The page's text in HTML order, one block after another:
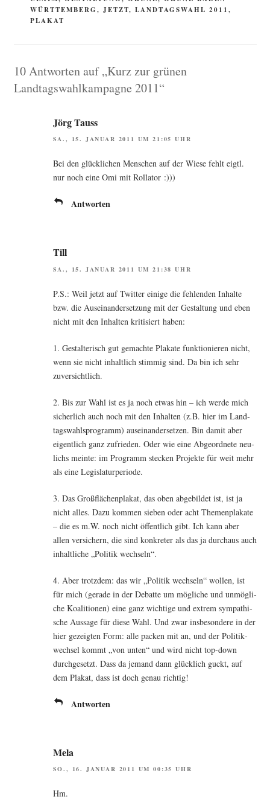
WÜRTTEMBERG, JETZT, LANDTAGSWAHL 2011,
PLAKAT
10 Antworten auf „Kurz zur grünen
Landtagswahlkampagne 2011“
Jörg Tauss
SA., 15. JANUAR 2011 UM 21:05 UHR
Bei den glück­li­chen Men­schen auf der Wie­se fehlt eigtl.
nur noch eine Omi mit Rollator :)))
Antworten
Till
SA., 15. JANUAR 2011 UM 21:38 UHR
P.S.: Weil jetzt auf Twit­ter eini­ge die feh­len­den Inhal­te
bzw. die Aus­ein­an­der­set­zung mit der Gestal­tung und eben
nicht mit den Inhal­ten kri­ti­siert haben:
1. Gestal­te­risch gut gemach­te Pla­ka­te funk­tio­nie­ren nicht,
wenn sie nicht inhalt­lich stim­mig sind. Da bin ich sehr
zuversichtlich.
2. Bis zur Wahl ist es ja noch etwas hin – ich wer­de mich
sicher­lich auch noch mit den Inhal­ten (z.B. hier im Land­
tags­wahlspro­gramm) aus­ein­an­der­set­zen. Bin damit aber
eigent­lich ganz zufrie­den. Oder wie eine Abge­ord­ne­te neu­
lichs mein­te: im Pro­gramm ste­cken Pro­jek­te für weit mehr
als eine Legislaturperiode.
3. Das Groß­flä­chen­pla­kat, das oben abge­bil­det ist, ist ja
nicht alles. Dazu kom­men sie­ben oder acht The­men­pla­ka­te
– die es m.W. noch nicht öffent­lich gibt. Ich kann aber
allen ver­si­chern, die sind kon­kre­ter als das ja durch­aus auch
inhalt­li­che „Poli­tik wechseln“.
4. Aber trotz­dem: das wir „Poli­tik wech­seln“ wol­len, ist
für mich (gera­de in der Debat­te um mög­li­che und unmög­li­
che Koali­tio­nen) eine ganz wich­ti­ge und extrem sym­pa­thi­
sche Aus­sa­ge für die­se Wahl. Und zwar ins­be­son­de­re in der
hier gezeig­ten Form: alle packen mit an, und der Poli­tik­
wech­sel kommt „von unten“ und wird nicht top-down
durch­ge­setzt. Dass da jemand dann glück­lich guckt, auf
dem Pla­kat, dass ist doch genau richtig!
Antworten
Mela
SO., 16. JANUAR 2011 UM 00:35 UHR
Hm.